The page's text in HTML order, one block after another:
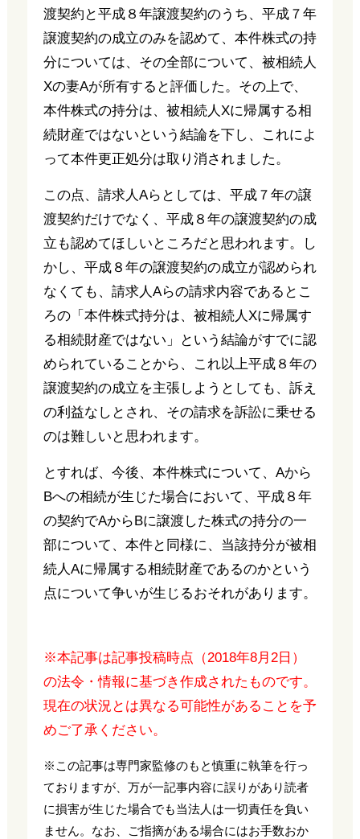
渡契約と平成８年譲渡契約のうち、平成７年
譲渡契約の成立のみを認めて、本件株式の持
分については、その全部について、被相続人
Xの妻Aが所有すると評価した。その上で、
本件株式の持分は、被相続人Xに帰属する相
続財産ではないという結論を下し、これによ
って本件更正処分は取り消されました。
この点、請求人Aらとしては、平成７年の譲
渡契約だけでなく、平成８年の譲渡契約の成
立も認めてほしいところだと思われます。し
かし、平成８年の譲渡契約の成立が認められ
なくても、請求人Aらの請求内容であるとこ
ろの「本件株式持分は、被相続人Xに帰属す
る相続財産ではない」という結論がすでに認
められていることから、これ以上平成８年の
譲渡契約の成立を主張しようとしても、訴え
の利益なしとされ、その請求を訴訟に乗せる
のは難しいと思われます。
とすれば、今後、本件株式について、Aから
Bへの相続が生じた場合において、平成８年
の契約でAからBに譲渡した株式の持分の一
部について、本件と同様に、当該持分が被相
続人Aに帰属する相続財産であるのかという
点について争いが生じるおそれがあります。
※本記事は記事投稿時点（2018年8月2日）
の法令・情報に基づき作成されたものです。
現在の状況とは異なる可能性があることを予
めご了承ください。
※この記事は専門家監修のもと慎重に執筆を行っ
ておりますが、万が一記事内容に誤りがあり読者
に損害が生じた場合でも当法人は一切責任を負い
ません。なお、ご指摘がある場合にはお手数おか